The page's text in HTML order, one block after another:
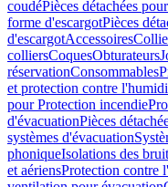
coudéPièces détachées
forme d'escargotPièces
d'escargotAccessoires
colliersCoquesObturateurs
réservationConsommables
et protection contre
pour Protection incendie
d'évacuationPièces
systèmes d'évacuation
phoniqueIsolations des
et aériensProtection contre